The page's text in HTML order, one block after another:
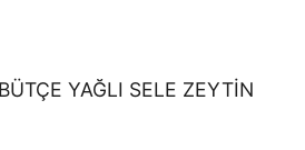
YAĞLI SELE ZEYTİN